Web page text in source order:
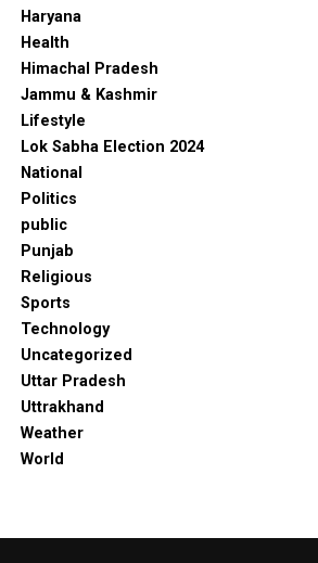
Haryana
Health
Himachal Pradesh
Jammu & Kashmir
Lifestyle
Lok Sabha Election 2024
National
Politics
public
Punjab
Religious
Sports
Technology
Uncategorized
Uttar Pradesh
Uttrakhand
Weather
World